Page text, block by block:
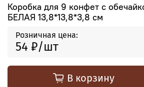
Коробка для 9 конфет с
БЕЛАЯ 13,8*13,8*3,8 см
Розничная цена:
54 ₽
В корзину